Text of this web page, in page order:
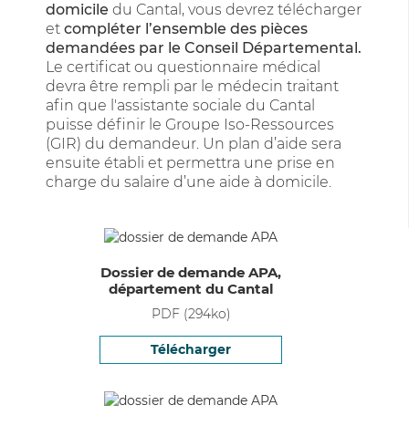
domicile du Cantal, vous devrez télécharger
et compléter l’ensemble des pièces
demandées par le Conseil Départemental.
Le certificat ou questionnaire médical
devra être rempli par le médecin traitant
afin que l'assistante sociale du Cantal
puisse définir le Groupe Iso-Ressources
(GIR) du demandeur. Un plan d’aide sera
ensuite établi et permettra une prise en
charge du salaire d’une aide à domicile.
Dossier de demande APA,
département du Cantal
PDF(294ko)
Télécharger